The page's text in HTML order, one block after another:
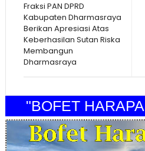
Fraksi PAN DPRD
Kabupaten Dharmasraya
Berikan Apresiasi Atas
Keberhasilan Sutan Riska
Membangun
Dharmasraya
"BOFET